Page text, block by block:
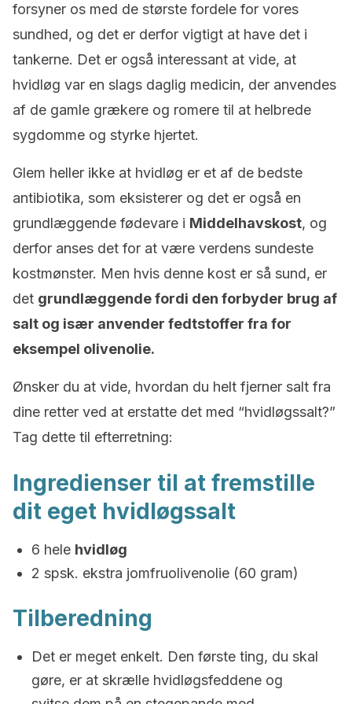
forsyner os med de største fordele for vores
sundhed, og det er derfor vigtigt at have det i
tankerne. Det er også interessant at vide, at
hvidløg var en slags daglig medicin, der anvendes
af de gamle grækere og romere til at helbrede
sygdomme og styrke hjertet.
Glem heller ikke at hvidløg er et af de bedste
antibiotika, som eksisterer og det er også en
grundlæggende fødevare i Middelhavskost, og
derfor anses det for at være verdens sundeste
kostmønster. Men hvis denne kost er så sund, er
det grundlæggende fordi den forbyder brug af
salt og især anvender fedtstoffer fra for
eksempel olivenolie.
Ønsker du at vide, hvordan du helt fjerner salt fra
dine retter ved at erstatte det med “hvidløgssalt?”
Tag dette til efterretning:
Ingredienser til at fremstille
dit eget hvidløgssalt
6 hele hvidløg
2 spsk. ekstra jomfruolivenolie (60 gram)
Tilberedning
Det er meget enkelt. Den første ting, du skal
gøre, er at skrælle hvidløgsfeddene og